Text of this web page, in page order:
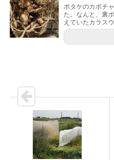
ポタケのカボチ
た。なんと、裏
えていたカラス